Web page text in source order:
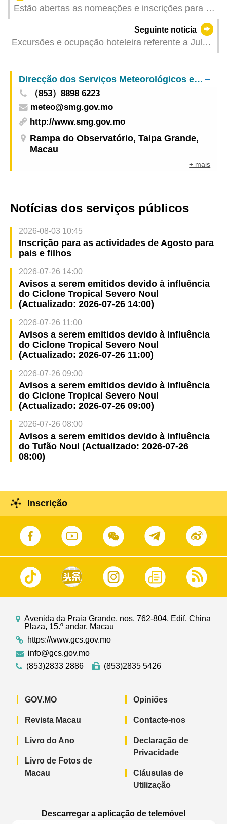
Estão abertas as nomeações e inscrições para o
Plano de Reconhecimento de Estabelecimentos
de Restauração Amigos das Pessoas com
Deficiência
Seguinte notícia
Excursões e ocupação hoteleira referente a Julho
Direcção dos Serviços Meteorológicos e Geofísicos
（853）8898 6223
meteo@smg.gov.mo
http://www.smg.gov.mo
Rampa do Observatório, Taipa Grande,
Macau
+ mais
Notícias dos serviços públicos
2026-08-03 10:45
Inscrição para as actividades de Agosto para
pais e filhos
2026-07-26 14:00
Avisos a serem emitidos devido à influência
do Ciclone Tropical Severo Noul
(Actualizado: 2026-07-26 14:00)
2026-07-26 11:00
Avisos a serem emitidos devido à influência
do Ciclone Tropical Severo Noul
(Actualizado: 2026-07-26 11:00)
2026-07-26 09:00
Avisos a serem emitidos devido à influência
do Ciclone Tropical Severo Noul
(Actualizado: 2026-07-26 09:00)
2026-07-26 08:00
Avisos a serem emitidos devido à influência
do Tufão Noul (Actualizado: 2026-07-26
08:00)
Inscrição
Avenida da Praia Grande, nos. 762-804, Edif. China
Plaza, 15.º andar, Macau
https://www.gcs.gov.mo
info@gcs.gov.mo
(853)2833 2886
(853)2835 5426
GOV.MO
Revista Macau
Livro do Ano
Livro de Fotos de
Macau
Opiniões
Contacte-nos
Declaração de
Privacidade
Cláusulas de
Utilização
Descarregar a aplicação de telemóvel